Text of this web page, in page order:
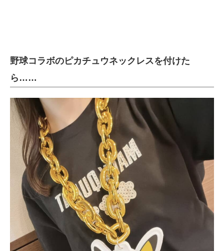
ちょっと気になるネットの話題
野球コラボのピカチュウネックレスを付けた
ら……